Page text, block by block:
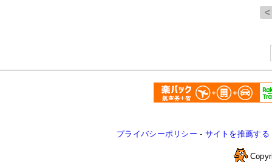
プライバシーポリシー - サイトを推薦する